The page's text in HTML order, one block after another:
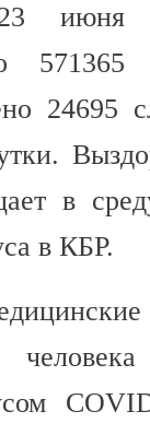
июня в
24695
в
в КБР.